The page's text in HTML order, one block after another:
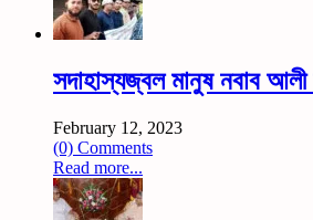
সদাহাস্যজ্বল মানুষ নবাব আলী
February 12, 2023
(0) Comments
Read more...